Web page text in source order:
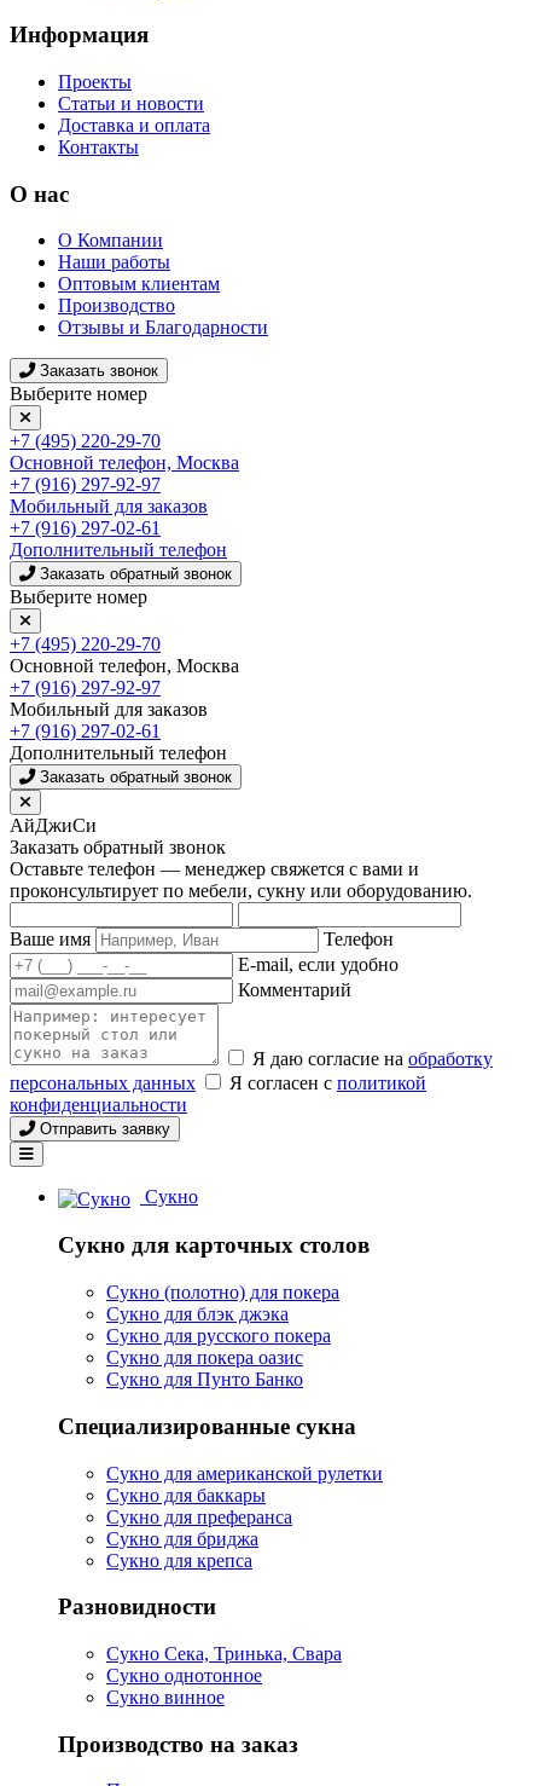
Информация
Проекты
Статьи и новости
Доставка и оплата
Контакты
О нас
О Компании
Наши работы
Оптовым клиентам
Производство
Отзывы и Благодарности
Заказать звонок
Выберите номер
+7 (495) 220-29-70
Основной телефон, Москва
+7 (916) 297-92-97
Мобильный для заказов
+7 (916) 297-02-61
Дополнительный телефон
Заказать обратный звонок
Выберите номер
+7 (495) 220-29-70
Основной телефон, Москва
+7 (916) 297-92-97
Мобильный для заказов
+7 (916) 297-02-61
Дополнительный телефон
Заказать обратный звонок
АйДжиСи
Заказать обратный звонок
Оставьте телефон — менеджер свяжется с вами и
проконсультирует по мебели, сукну или оборудованию.
Ваше имя
Телефон
E-mail, если удобно
Комментарий
Я даю согласие на обработку
персональных данных
Я согласен с политикой
конфиденциальности
Отправить заявку
Сукно
Сукно для карточных столов
Сукно (полотно) для покера
Сукно для блэк джэка
Сукно для русского покера
Сукно для покера оазис
Сукно для Пунто Банко
Специализированные сукна
Сукно для американской рулетки
Сукно для баккары
Сукно для преферанса
Сукно для бриджа
Сукно для крепса
Разновидности
Сукно Сека, Тринька, Свара
Сукно однотонное
Сукно винное
Производство на заказ